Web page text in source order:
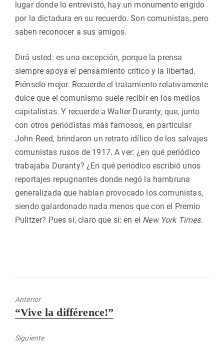
lugar donde lo entrevistó, hay un monumento erigido
por la dictadura en su recuerdo. Son comunistas, pero
saben reconocer a sus amigos.
Dirá usted: es una excepción, porque la prensa
siempre apoya el pensamiento crítico y la libertad.
Piénselo mejor. Recuerde el tratamiento relativamente
dulce que el comunismo suele recibir en los medios
capitalistas. Y recuerde a Walter Duranty, que, junto
con otros periodistas más famosos, en particular
John Reed, brindaron un retrato idílico de los salvajes
comunistas rusos de 1917. A ver: ¿en qué periódico
trabajaba Duranty? ¿En qué periódico escribió unos
reportajes repugnantes donde negó la hambruna
generalizada que habían provocado los comunistas,
siendo galardonado nada menos que con el Premio
Pulitzer? Pues sí, claro que sí: en el New York Times.
Anterior
Entrada
“Vive la différence!”
Siguiente